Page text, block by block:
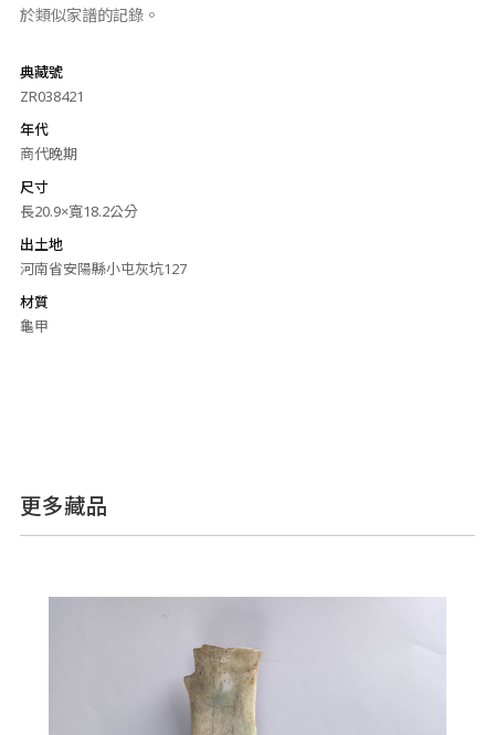
於類似家譜的記錄。
典藏號
ZR038421
年代
商代晚期
尺寸
長20.9×寬18.2公分
出土地
河南省安陽縣小屯灰坑127
材質
龜甲
更多藏品